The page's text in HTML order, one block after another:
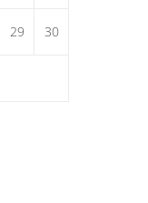
29 30